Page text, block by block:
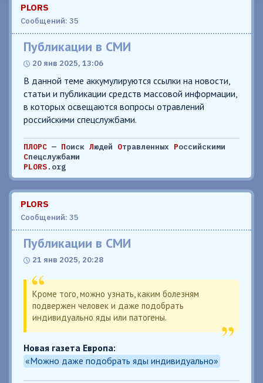
PLORS
Сообщений: 35
Публикации в СМИ
20 янв 2025, 13:06
В данной теме аккумулируются ссылки на новости,
статьи и публикации средств массовой информации,
в которых освещаются вопросы отравлений
российскими спецслужбами.
ПЛОРС — Поиск Людей Отравленных Российскими
Спецслужбами
PLORS.org
PLORS
Сообщений: 35
Публикации в СМИ
21 янв 2025, 20:28
Кроме того, можно узнать, каким болезням
подвержен человек и даже подобрать
индивидуально яды или патогены.
Новая газета Европа:
«Можно даже подобрать яды индивидуально»